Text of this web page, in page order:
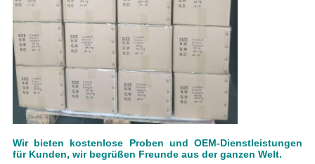
Wir bieten kostenlose Proben und OEM-Dienstleistungen
für Kunden, wir begrüßen Freunde aus der ganzen Welt.